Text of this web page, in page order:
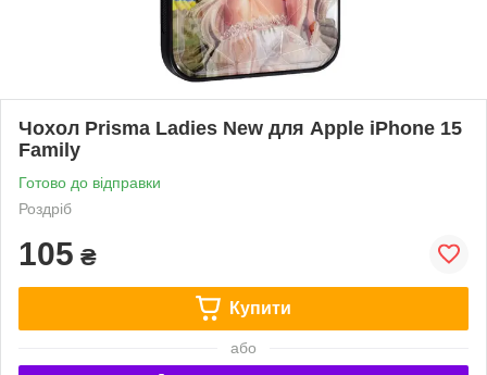
Чохол Prisma Ladies New для Apple iPhone 15
Family
Готово до відправки
Роздріб
105 ₴
Купити
або